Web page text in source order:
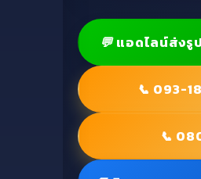
💬แอดไลน์ส่งรู
📞 093-
📞